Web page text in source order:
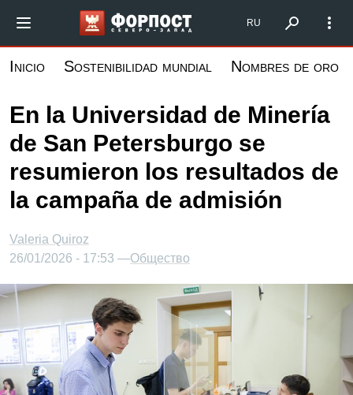
contenido
Форпост Северо-Запад
RU
Inicio Sostenibilidad mundial Nombres de oro
En la Universidad de Minería
de San Petersburgo se
resumieron los resultados de
la campaña de admisión
Valeria Quiroz
26/01/2026 - 17:53 —Общество